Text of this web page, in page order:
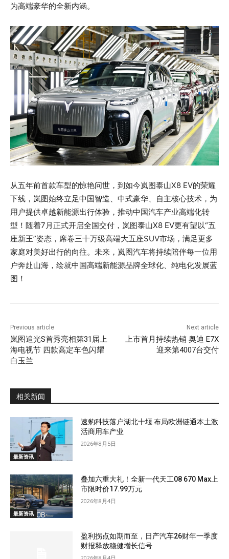
为高端豪华的全新内涵。
从五年前首款车型的惊艳问世，到如今岚图泰山X8 EV的荣耀
下线，岚图始终立足中国智造、中式豪华、自主核心技术，为
用户提供卓越新能源出行体验，推动中国汽车产业高端化转
型！随着7月正式开启全国交付，岚图泰山X8 EV更有望以“五
座新王”姿态，席卷三十万级高端大五座SUV市场，满足更多
家庭对美好出行的向往。未来，岚图汽车将持续陪伴每一位用
户奔赴山海，绘就中国高端新能源品牌全球化、纯电化发展蓝
图！
Previous article
岚图追光S首秀亮相第31届上
海电视节 四款高定车色闪耀
白玉兰
Next article
上市首月持续热销 奥迪 E7X
迎来第4007台交付
相关新闻
最新资讯
速豹科技落户湖北十堰 布局欧洲链通本土激
活商用车产业
2026年8月5日
最新资讯
叠加六重大礼！全新一代天工08 670 Max上
市限时价17.99万元
2026年8月4日
盈利拐点如期而至，日产汽车26财年一季度
财报释放稳健增长信号